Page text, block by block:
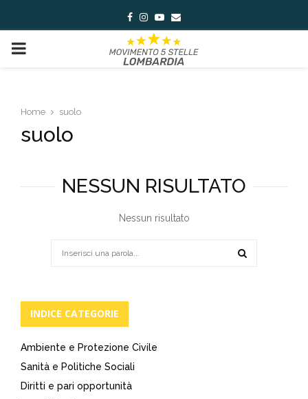
Facebook
Instagram
Youtube
Email
PRIMARY
Home suolo
suolo
NESSUN RISULTATO
Nessun risultato
INDICE CATEGORIE
Ambiente e Protezione Civile
Sanità e Politiche Sociali
Diritti e pari opportunità